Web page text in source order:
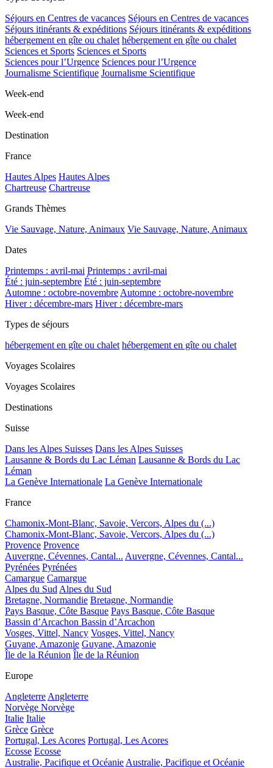
Séjours en Centres de vacances Séjours en Centres de vacances
Séjours itinérants & expéditions Séjours itinérants & expéditions
hébergement en gîte ou chalet hébergement en gîte ou chalet
Sciences et Sports Sciences et Sports
Sciences pour l’Urgence Sciences pour l’Urgence
Journalisme Scientifique Journalisme Scientifique
Week-end
Week-end
Destination
France
Hautes Alpes Hautes Alpes
Chartreuse Chartreuse
Grands Thèmes
Vie Sauvage, Nature, Animaux Vie Sauvage, Nature, Animaux
Dates
Printemps : avril-mai Printemps : avril-mai
Été : juin-septembre Été : juin-septembre
Automne : octobre-novembre Automne : octobre-novembre
Hiver : décembre-mars Hiver : décembre-mars
Types de séjours
hébergement en gîte ou chalet hébergement en gîte ou chalet
Voyages Scolaires
Voyages Scolaires
Destinations
Suisse
Dans les Alpes Suisses Dans les Alpes Suisses
Lausanne & Bords du Lac Léman Lausanne & Bords du Lac
Léman
La Genève Internationale La Genève Internationale
France
Chamonix-Mont-Blanc, Savoie, Vercors, Alpes du (...)
Chamonix-Mont-Blanc, Savoie, Vercors, Alpes du (...)
Provence Provence
Auvergne, Cévennes, Cantal... Auvergne, Cévennes, Cantal...
Pyrénées Pyrénées
Camargue Camargue
Alpes du Sud Alpes du Sud
Bretagne, Normandie Bretagne, Normandie
Pays Basque, Côte Basque Pays Basque, Côte Basque
Bassin d’Arcachon Bassin d’Arcachon
Vosges, Vittel, Nancy Vosges, Vittel, Nancy
Guyane, Amazonie Guyane, Amazonie
Île de la Réunion Île de la Réunion
Europe
Angleterre Angleterre
Norvège Norvège
Italie Italie
Grèce Grèce
Portugal, Les Acores Portugal, Les Acores
Ecosse Ecosse
Australie, Pacifique et Océanie Australie, Pacifique et Océanie